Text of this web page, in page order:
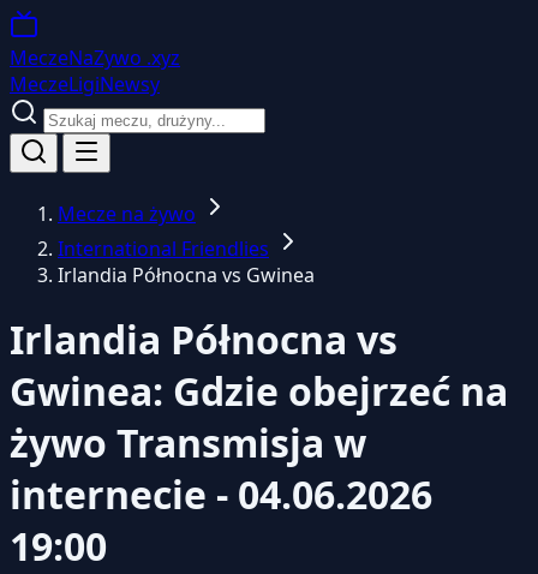
MeczeNaZywo .xyz
MeczeLigiNewsy
Mecze na żywo
International Friendlies
Irlandia Północna vs Gwinea
Irlandia Północna vs
Gwinea: Gdzie obejrzeć na
żywo Transmisja w
internecie - 04.06.2026
19:00